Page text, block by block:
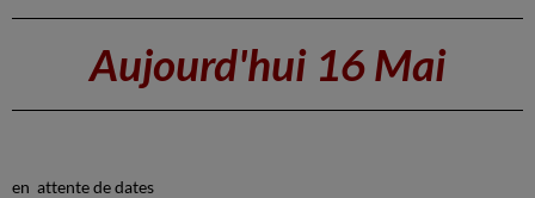
Aujourd'hui 16 Mai
en attente de dates